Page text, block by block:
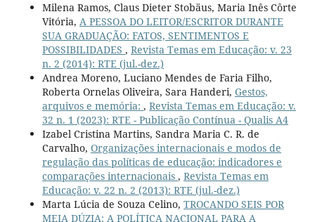
Milena Ramos, Claus Dieter Stobäus, Maria Inês Côrte
Vitória, A PESSOA DO LEITOR/ESCRITOR DURANTE
SUA GRADUAÇÃO: FATOS, SENTIMENTOS E
POSSIBILIDADES , Revista Temas em Educação: v. 23
n. 2 (2014): RTE (jul.-dez.)
Andrea Moreno, Luciano Mendes de Faria Filho,
Roberta Ornelas Oliveira, Sara Handeri, Gestos,
arquivos e memória: , Revista Temas em Educação: v.
32 n. 1 (2023): RTE - Publicação Contínua - Qualis A4
Izabel Cristina Martins, Sandra Maria C. R. de
Carvalho, Organizações internacionais e modos de
regulação das políticas de educação: indicadores e
comparações internacionais , Revista Temas em
Educação: v. 22 n. 2 (2013): RTE (jul.-dez.)
Marta Lúcia de Souza Celino, TROCANDO SEIS POR
MEIA DÚZIA: A POLÍTICA NACIONAL PARA A